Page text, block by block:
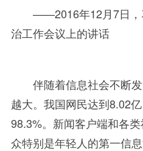
——2016年12月7日
治工作会议上的讲话
伴随着信息社会不断
越大。我国网民达到8.02
98.3%。新闻客户端和各
众特别是年轻人的第一信